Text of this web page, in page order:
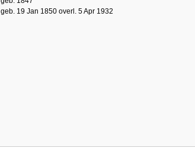
geb. 19 Jan 1850 overl. 5 Apr 1932